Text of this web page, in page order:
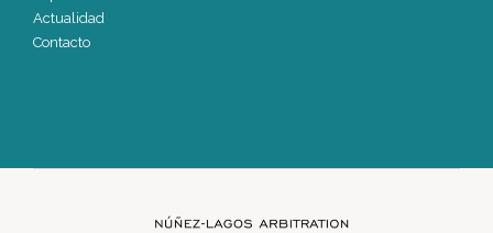
Actualidad
Contacto